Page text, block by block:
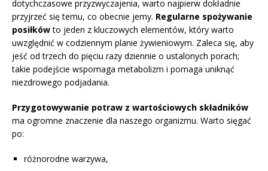
dotychczasowe przyzwyczajenia, warto najpierw dokładnie
przyjrzeć się temu, co obecnie jemy. Regularne spożywanie
posiłkówto jeden z kluczowych elementów, który warto
uwzględnić w codziennym planie żywieniowym. Zaleca się, aby
jeść od trzech do pięciu razy dziennie o ustalonych porach;
takie podejście wspomaga metabolizm i pomaga uniknąć
niezdrowego podjadania.
Przygotowywanie potraw z wartościowych składników
ma ogromne znaczenie dla naszego organizmu. Warto sięgać
po:
różnorodne warzywa,